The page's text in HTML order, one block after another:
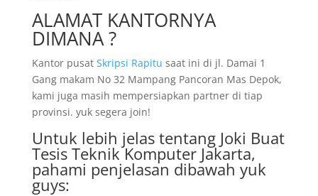
ALAMAT KANTORNYA
DIMANA ?
Kantor pusat Skripsi Rapitu saat ini di jl. Damai 1
Gang makam No 32 Mampang Pancoran Mas Depok,
kami juga masih mempersiapkan partner di tiap
provinsi. yuk segera join!
Untuk lebih jelas tentang Joki Buat
Tesis Teknik Komputer Jakarta,
pahami penjelasan dibawah yuk
guys: